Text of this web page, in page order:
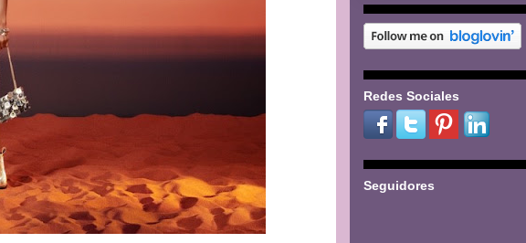
Redes Sociales
Seguidores